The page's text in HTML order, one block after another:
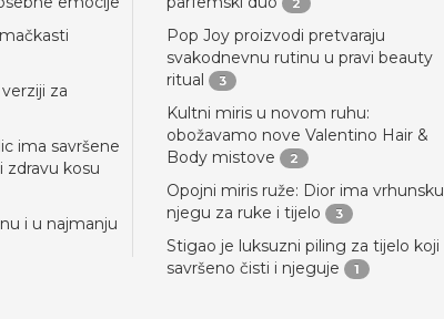
za
ima savršene
zdravu kosu
i u najmanju
2
Pop Joy proizvodi pretvaraju
svakodnevnu rutinu u pravi beauty
ritual
3
Kultni miris u novom ruhu:
obožavamo nove Valentino Hair &
Body mistove
2
Opojni miris ruže: Dior ima vrhunsku
njegu za ruke i tijelo
3
Stigao je luksuzni piling za tijelo koji
savršeno čisti i njeguje
1